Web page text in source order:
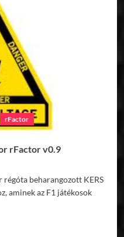
rFactor
rFactor v0.9
beharangozott KERS
aminek az F1 játékosok